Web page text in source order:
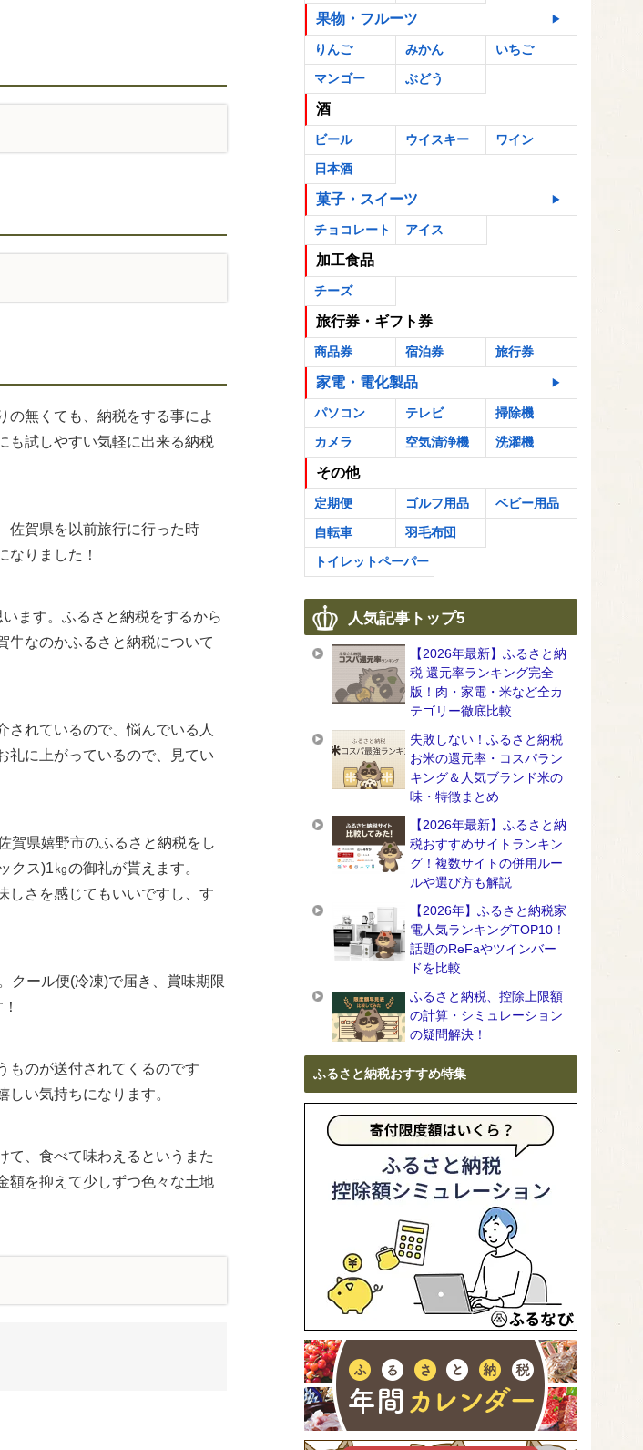
の無くても、納税をする事によ
も試しやすい気軽に出来る納税
佐賀県を以前旅行に行った時
なりました！
ます。ふるさと納税をするから
牛なのかふるさと納税について
されているので、悩んでいる人
礼に上がっているので、見てい
賀県嬉野市のふるさと納税をし
クス)1㎏の御礼が貰えます。
しさを感じてもいいですし、す
クール便(冷凍)で届き、賞味期限
ものが送付されてくるのです
い気持ちになります。
て、食べて味わえるというまた
額を抑えて少しずつ色々な土地
果物・フルーツ
りんご みかん
いちご
マンゴー
ぶどう
酒
ビール ウイスキー
ワイン
日本酒
菓子・スイーツ
チョコレート アイス
加工食品
チーズ
旅行券・ギフト券
商品券 宿泊券 旅行券
家電・電化製品
パソコン テレビ
掃除機
カメラ
空気清浄機 洗濯機
その他
定期便 ゴルフ用品
ベビー用品
自転車
羽毛布団
トイレットペーパー
人気記事トップ5
【2026年最新】ふるさと納
税 還元率ランキング完全
版！肉・家電・米など全カ
テゴリー徹底比較
失敗しない！ふるさと納税
お米の還元率・コスパラン
キング＆人気ブランド米の
味・特徴まとめ
【2026年最新】ふるさと納
税おすすめサイトランキン
グ！複数サイトの併用ルー
ルや選び方も解説
【2026年】ふるさと納税家
電人気ランキングTOP10！
話題のReFaやツインバー
ドを比較
ふるさと納税、控除上限額
の計算・シミュレーション
の疑問解決！
ふるさと納税おすすめ特集